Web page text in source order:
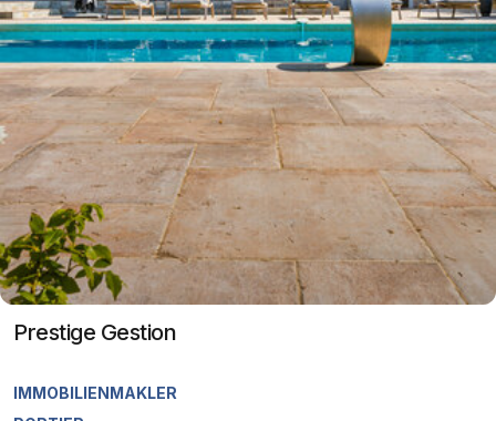
Prestige Gestion
IMMOBILIENMAKLER